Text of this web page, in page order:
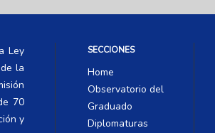
Ley
la
70
y
SECCIONES
Home
Observatorio del
Graduado
Diplomaturas